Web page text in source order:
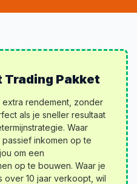
Trading Pakket
rendement, zonder
als je sneller resultaat
Waar
inkomen op te
om een
op te bouwen. Waar je
10 jaar verkoopt, wil